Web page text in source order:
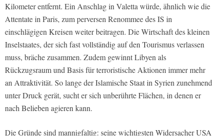
Kilometer entfernt. Ein Anschlag in Valetta würde, ähnlich wie die
Attentate in Paris, zum perversen Renommee des IS in
einschlägigen Kreisen weiter beitragen. Die Wirtschaft des kleinen
Inselstaates, der sich fast vollständig auf den Tourismus verlassen
muss, bräche zusammen. Zudem gewinnt Libyen als
Rückzugsraum und Basis für terroristische Aktionen immer mehr
an Attraktivität. So lange der Islamische Staat in Syrien zunehmend
unter Druck gerät, sucht er sich unberührte Flächen, in denen er
nach Belieben agieren kann.
Die Gründe sind mannigfaltig: seine wichtigsten Widersacher USA